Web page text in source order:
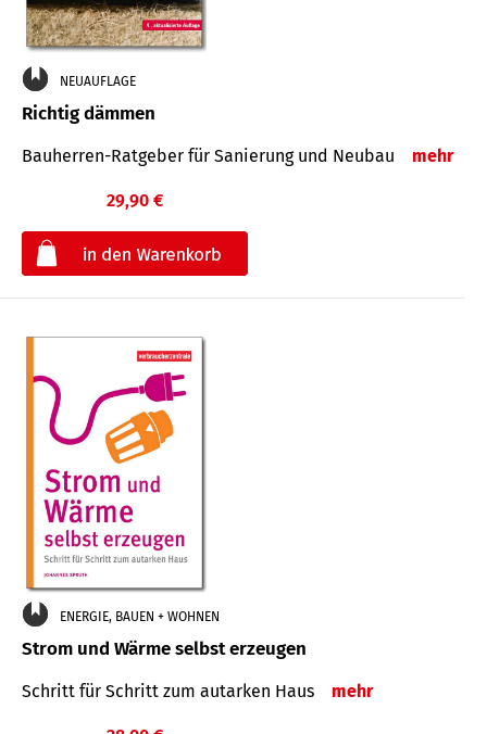
NEUAUFLAGE
Richtig dämmen
Bauherren-Ratgeber für Sanierung und Neubau mehr
29,90 €
ENERGIE, BAUEN + WOHNEN
Strom und Wärme selbst erzeugen
Schritt für Schritt zum autarken Haus mehr